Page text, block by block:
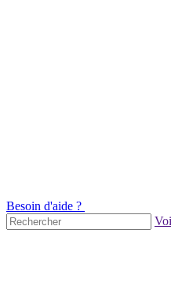
Besoin d'aide ?